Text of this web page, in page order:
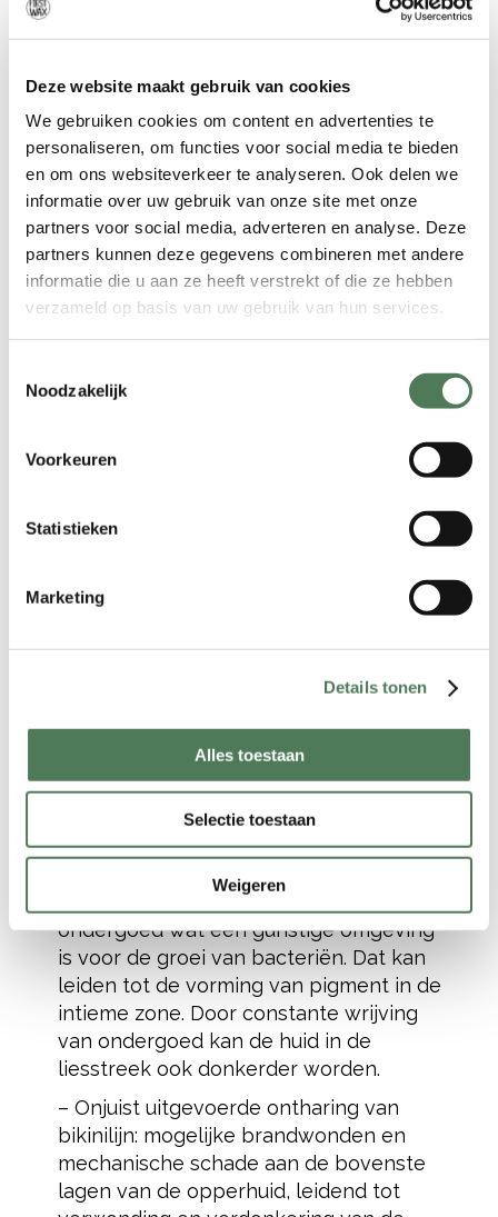
Deze website maakt gebruik van cookies
We gebruiken cookies om content en advertenties te
personaliseren, om functies voor social media te bieden
en om ons websiteverkeer te analyseren. Ook delen we
informatie over uw gebruik van onze site met onze
partners voor social media, adverteren en analyse. Deze
partners kunnen deze gegevens combineren met andere
informatie die u aan ze heeft verstrekt of die ze hebben
verzameld op basis van uw gebruik van hun services.
Noodzakelijk
Voorkeuren
Statistieken
Marketing
Details tonen
Alles toestaan
Selectie toestaan
Weigeren
– Leeftijdsveranderingen: leeftijd blijkt
een andere risicofactor te zijn. In de
loop der jaren veranderen zowel de
elasticiteit van de huid als de
pigmentatie ervan. Je leeftijd heeft ook
invloed op de kwaliteit van de
bloedtoevoer in bepaalde delen van
het lichaam.
– Zwangerschap en bevalling: deze
achtergrond, evenals de kans op letsel
in het intieme gebied. De huid kan
resultaat – veranderingen in de kleur
– Tekort aan hydratatie/hydratatie van
waardoor de structuur van de huid
verandert. Deze onaangename
leeftijden. Een tekort kan niet worden
verholpen door te drinken, omdat
preventieve procedures nodig zijn om
watermoleculen vast te houden.
– Het dragen van strak, oncomfortabel,
synthetisch ondergoed: synthetische
stoffen laten geen lucht door. Hierdoor
wordt vocht vastgehouden in het
ondergoed wat een gunstige omgeving
is voor de groei van bacteriën. Dat kan
leiden tot de vorming van pigment in de
intieme zone. Door constante wrijving
van ondergoed kan de huid in de
liesstreek ook donkerder worden.
– Onjuist uitgevoerde ontharing van
bikinilijn: mogelijke brandwonden en
mechanische schade aan de bovenste
lagen van de opperhuid, leidend tot